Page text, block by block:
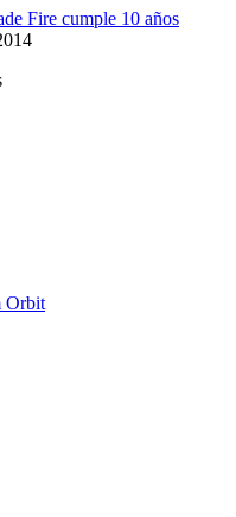
Fire cumple 10 años
Orbit